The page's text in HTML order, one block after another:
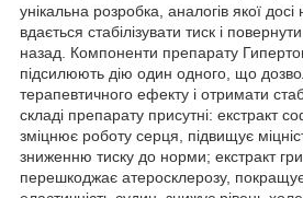
унікальна розробка, аналогів якої досі
вдається стабілізувати тиск і
назад. Компоненти препарату
підсилюють дію один одного, що
терапевтичного ефекту і отримати
складі препарату присутні: екстракт
зміцнює роботу серця, підвищує
зниженню тиску до норми; екстракт
перешкоджає атеросклерозу,